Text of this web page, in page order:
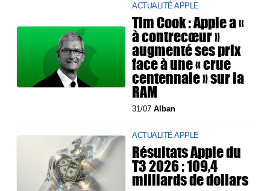
ACTUALITÉ APPLE
Tim Cook : Apple a «
à contrecœur »
augmenté ses prix
face à une « crue
centennale » sur la
RAM
31/07Alban
ACTUALITÉ APPLE
Résultats Apple du
T3 2026 : 109,4
milliards de dollars